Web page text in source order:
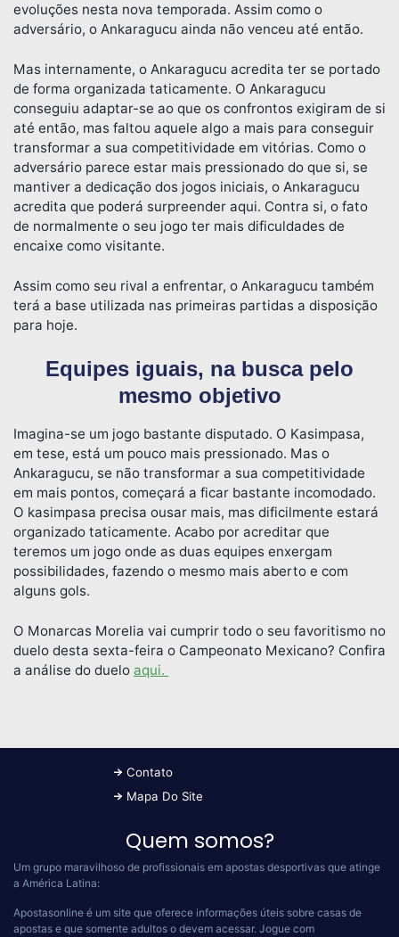
evoluções nesta nova temporada. Assim como o
adversário, o Ankaragucu ainda não venceu até então.
Mas internamente, o Ankaragucu acredita ter se portado
de forma organizada taticamente. O Ankaragucu
conseguiu adaptar-se ao que os confrontos exigiram de si
até então, mas faltou aquele algo a mais para conseguir
transformar a sua competitividade em vitórias. Como o
adversário parece estar mais pressionado do que si, se
mantiver a dedicação dos jogos iniciais, o Ankaragucu
acredita que poderá surpreender aqui. Contra si, o fato
de normalmente o seu jogo ter mais dificuldades de
encaixe como visitante.
Assim como seu rival a enfrentar, o Ankaragucu também
terá a base utilizada nas primeiras partidas a disposição
para hoje.
Equipes iguais, na busca pelo
mesmo objetivo
Imagina-se um jogo bastante disputado. O Kasimpasa,
em tese, está um pouco mais pressionado. Mas o
Ankaragucu, se não transformar a sua competitividade
em mais pontos, começará a ficar bastante incomodado.
O kasimpasa precisa ousar mais, mas dificilmente estará
organizado taticamente. Acabo por acreditar que
teremos um jogo onde as duas equipes enxergam
possibilidades, fazendo o mesmo mais aberto e com
alguns gols.
O Monarcas Morelia vai cumprir todo o seu favoritismo no
duelo desta sexta-feira o Campeonato Mexicano? Confira
a análise do duelo aqui.
Contato
Mapa Do Site
Quem somos?
Um grupo maravilhoso de profissionais em apostas desportivas que atinge
a América Latina:
Apostasonline é um site que oferece informações úteis sobre casas de
apostas e que somente adultos o devem acessar. Jogue com